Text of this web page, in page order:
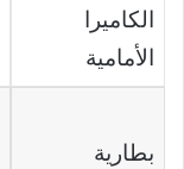
الكاميرا
الأمامية
بطارية